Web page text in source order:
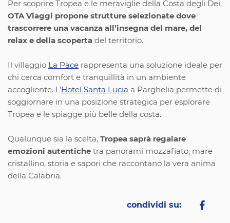
Per scoprire Tropea e le meraviglie della Costa degli Dei,
OTA Viaggi propone strutture selezionate dove
trascorrere una vacanza all’insegna del mare, del
relax e della scoperta del territorio.
Il villaggio La Pace rappresenta una soluzione ideale per
chi cerca comfort e tranquillità in un ambiente
accogliente. L’Hotel Santa Lucia a Parghelia permette di
soggiornare in una posizione strategica per esplorare
Tropea e le spiagge più belle della costa.
Qualunque sia la scelta, Tropea saprà regalare
emozioni autentiche tra panorami mozzafiato, mare
cristallino, storia e sapori che raccontano la vera anima
della Calabria.
condividi su: